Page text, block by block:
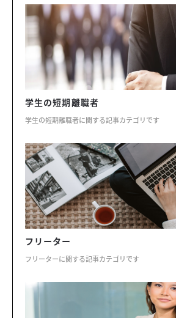
学生の短期離職者
学生の短期離職者に関する記事カテゴリです
フリーター
フリーターに関する記事カテゴリです